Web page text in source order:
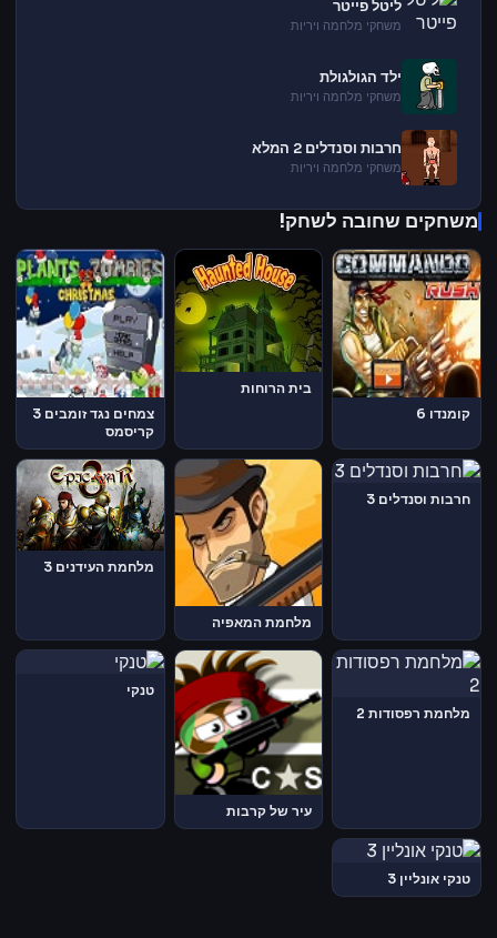
ליטל פייטר
משחקי מלחמה ויריות
ילד הגולגולת
משחקי מלחמה ויריות
חרבות וסנדלים 2 המלא
משחקי מלחמה ויריות
משחקים שחובה לשחק!
קומנדו 6
בית הרוחות
צמחים נגד זומבים 3
קריסמס
חרבות וסנדלים 3
מלחמת המאפיה
מלחמת העידנים 3
מלחמת רפסודות 2
עיר של קרבות
טנקי
טנקי אונליין 3